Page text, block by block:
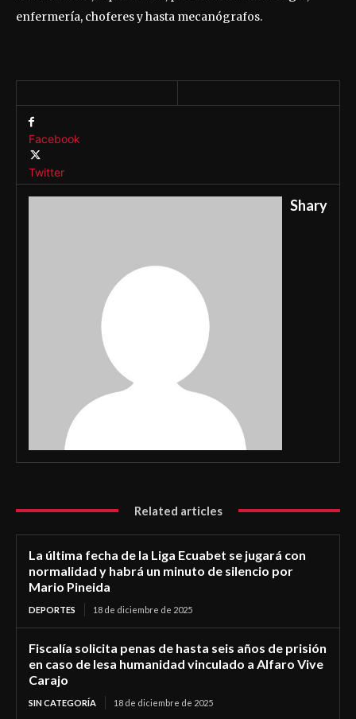
enfermería, choferes y hasta mecanógrafos.
Facebook
Twitter
Shary
Related articles
La última fecha de la Liga Ecuabet se jugará con
normalidad y habrá un minuto de silencio por
Mario Pineida
DEPORTES 18 de diciembre de 2025
Fiscalía solicita penas de hasta seis años de prisión
en caso de lesa humanidad vinculado a Alfaro Vive
Carajo
SIN CATEGORÍA 18 de diciembre de 2025